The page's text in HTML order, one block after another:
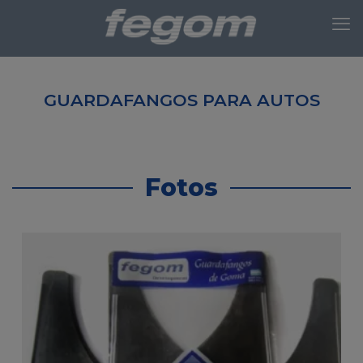
GUARDAFANGOS PARA AUTOS
Fotos